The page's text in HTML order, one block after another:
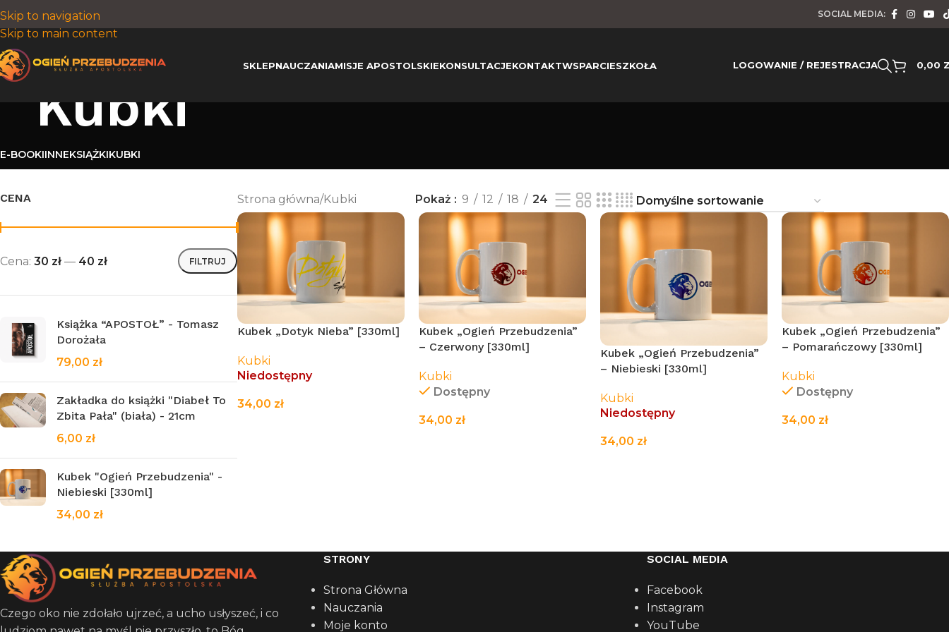
Skip to navigation
Skip to main content
SOCIAL MEDIA:
SKLEPNAUCZANIAMISJE APOSTOLSKIEKONSULTACJEKONTAKTWSPARCIESZKOŁA LOGOWANIE / REJESTRACJA 0,00
Kubki
E-BOOKIINNEKSIĄŻKIKUBKI
CENA
FILTRUJ
Cena: 30 zł — 40 zł
Książka “APOSTOŁ” - Tomasz
Dorożała
79,00 zł
Zakładka do książki "Diabeł To
Zbita Pała" (biała) - 21cm
6,00 zł
Kubek "Ogień Przebudzenia" -
Niebieski [330ml]
34,00 zł
Strona główna Kubki Pokaż 9 12 18 24
Kubek „Dotyk Nieba” [330ml]
Kubki
Niedostępny
34,00 zł
Kubek „Ogień Przebudzenia”
– Czerwony [330ml]
Kubki
Dostępny
34,00 zł
Kubek „Ogień Przebudzenia”
– Niebieski [330ml]
Kubki
Niedostępny
34,00 zł
Kubek „Ogień Przebudzenia”
– Pomarańczowy [330ml]
Kubki
Dostępny
34,00 zł
Czego oko nie zdołało ujrzeć, a ucho usłyszeć, i co
STRONY
Strona Główna
Nauczania
Moje konto
SOCIAL MEDIA
Facebook
Instagram
YouTube